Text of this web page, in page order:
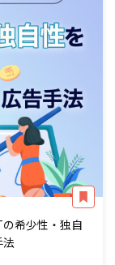
希少性・独自